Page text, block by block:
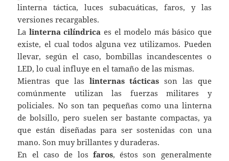
linterna táctica, luces subacuáticas, faros, y las
versiones recargables.
La linterna cilíndrica es el modelo más básico que
existe, el cual todos alguna vez utilizamos. Pueden
llevar, según el caso, bombillas incandescentes o
LED, lo cual influye en el tamaño de las mismas.
Mientras que las linternas tácticas son las que
comúnmente utilizan las fuerzas militares y
policiales. No son tan pequeñas como una linterna
de bolsillo, pero suelen ser bastante compactas, ya
que están diseñadas para ser sostenidas con una
mano. Son muy brillantes y duraderas.
En el caso de los faros, éstos son generalmente